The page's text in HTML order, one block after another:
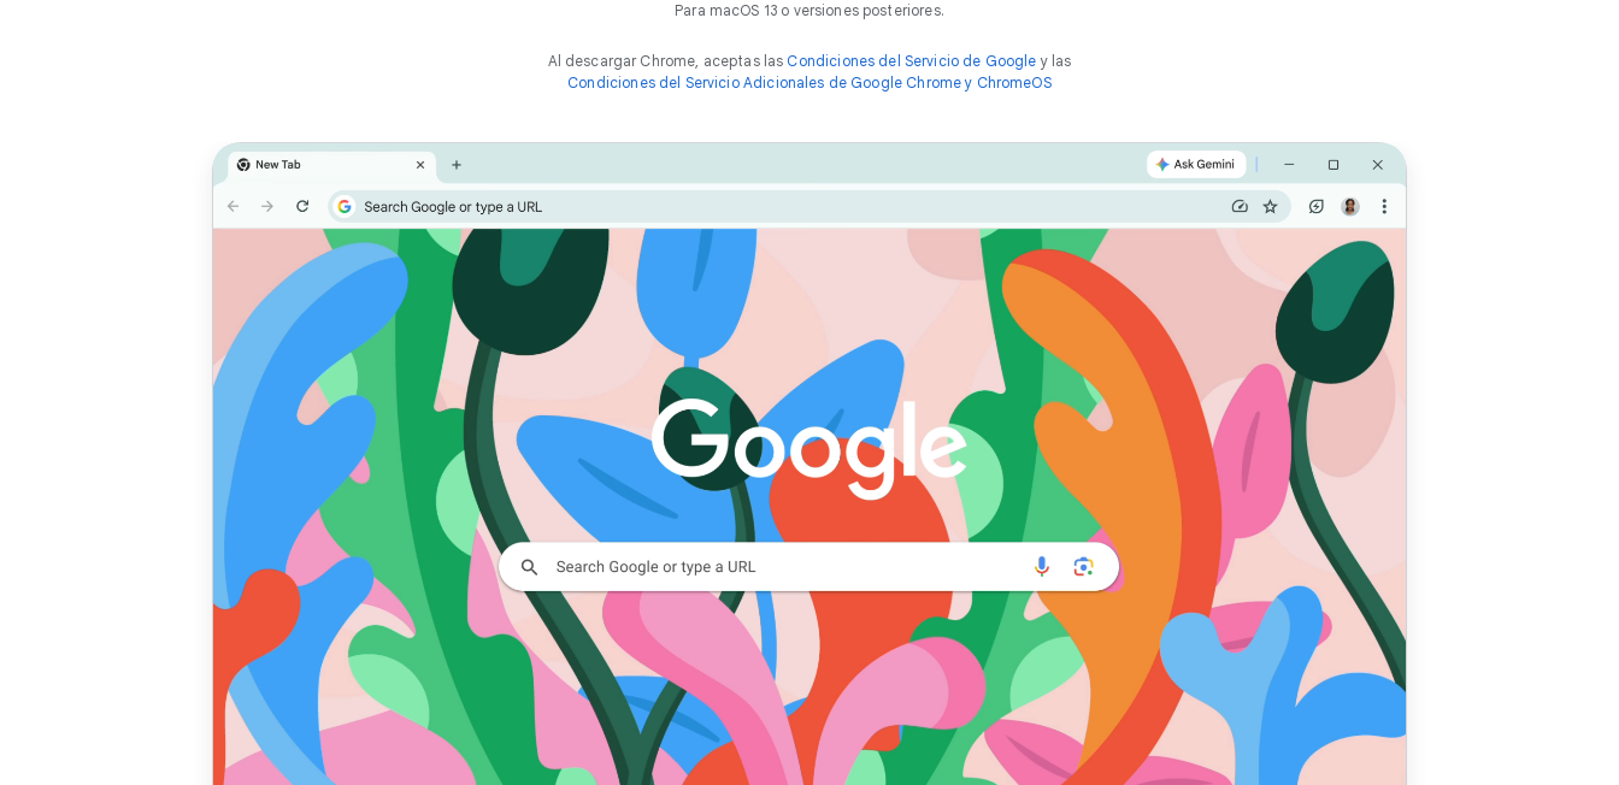
Para macOS 13 o versiones posteriores.
Al descargar Chrome, aceptas las Condiciones del Servicio de Google y las
Condiciones del Servicio Adicionales de Google Chrome y ChromeOS
Una forma áp ida de
navegar en línea
Dale prioridad
al rendimiento
Chrome está diseñado para brindar el mejor rendimiento. Optimiza
tu experiencia con funciones como el Ahorro de energía y el
Ahorro de memoria.